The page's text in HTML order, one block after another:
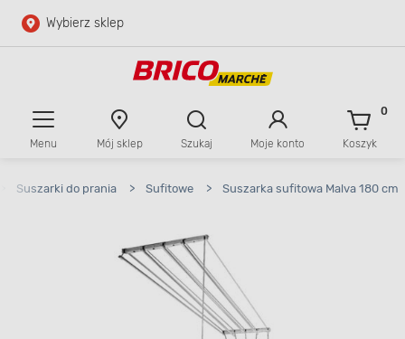
Przejdź do głównej zawartości
Wybierz sklep
Menu Mój sklep Szukaj Moje konto Koszyk
0
Suszarki do prania > Sufitowe > Suszarka sufitowa Malva 180 cm